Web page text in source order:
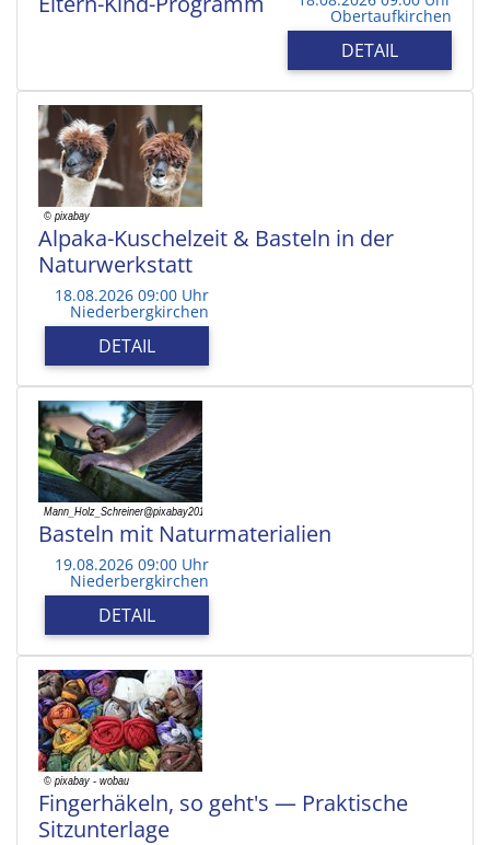
Obertaufkirchen
DETAIL
Alpaka-Kuschelzeit & Basteln in der
Naturwerkstatt
18.08.2026 09:00 Uhr
Niederbergkirchen
DETAIL
Basteln mit Naturmaterialien
19.08.2026 09:00 Uhr
Niederbergkirchen
DETAIL
Fingerhäkeln, so geht's — Praktische
Sitzunterlage